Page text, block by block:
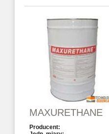
MAXURETHANE